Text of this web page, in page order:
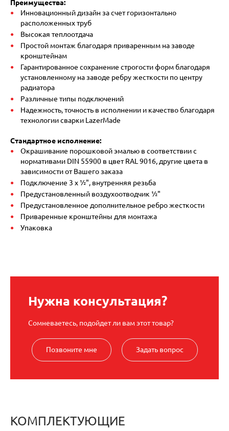
Преимущества:
Инновационный дизайн за счет горизонтально
расположенных труб
Высокая теплоотдача
Простой монтаж благодаря приваренным на заводе
кронштейнам
Гарантированное сохранение строгости форм благодаря
установленному на заводе ребру жесткости по центру
радиатора
Различные типы подключений
Надежность, точность в исполнении и качество благодаря
технологии сварки LazerMade
Стандартное исполнение:
Окрашивание порошковой эмалью в соответствии с
нормативами DIN 55900 в цвет RAL 9016, другие цвета в
зависимости от Вашего заказа
Подключение 3 х ½", внутренняя резьба
Предустановленный воздухоотводчик ½"
Предустановленное дополнительное ребро жесткости
Приваренные кронштейны для монтажа
Упаковка
Нужна консультация?
Сомневаетесь, подойдет ли вам этот товар?
Позвоните мне Задать вопрос
КОМПЛЕКТУЮЩИЕ